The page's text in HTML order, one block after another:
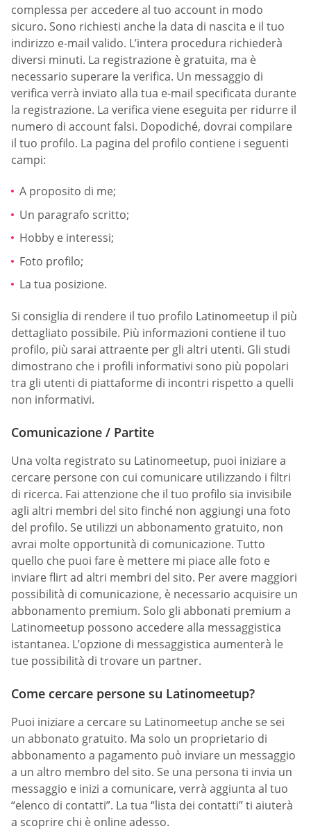
complessa per accedere al tuo account in modo
sicuro. Sono richiesti anche la data di nascita e il tuo
indirizzo e-mail valido. L’intera procedura richiederà
diversi minuti. La registrazione è gratuita, ma è
necessario superare la verifica. Un messaggio di
verifica verrà inviato alla tua e-mail specificata durante
la registrazione. La verifica viene eseguita per ridurre il
numero di account falsi. Dopodiché, dovrai compilare
il tuo profilo. La pagina del profilo contiene i seguenti
campi:
A proposito di me;
Un paragrafo scritto;
Hobby e interessi;
Foto profilo;
La tua posizione.
Si consiglia di rendere il tuo profilo Latinomeetup il più
dettagliato possibile. Più informazioni contiene il tuo
profilo, più sarai attraente per gli altri utenti. Gli studi
dimostrano che i profili informativi sono più popolari
tra gli utenti di piattaforme di incontri rispetto a quelli
non informativi.
Comunicazione / Partite
Una volta registrato su Latinomeetup, puoi iniziare a
cercare persone con cui comunicare utilizzando i filtri
di ricerca. Fai attenzione che il tuo profilo sia invisibile
agli altri membri del sito finché non aggiungi una foto
del profilo. Se utilizzi un abbonamento gratuito, non
avrai molte opportunità di comunicazione. Tutto
quello che puoi fare è mettere mi piace alle foto e
inviare flirt ad altri membri del sito. Per avere maggiori
possibilità di comunicazione, è necessario acquisire un
abbonamento premium. Solo gli abbonati premium a
Latinomeetup possono accedere alla messaggistica
istantanea. L’opzione di messaggistica aumenterà le
tue possibilità di trovare un partner.
Come cercare persone su Latinomeetup?
Puoi iniziare a cercare su Latinomeetup anche se sei
un abbonato gratuito. Ma solo un proprietario di
abbonamento a pagamento può inviare un messaggio
a un altro membro del sito. Se una persona ti invia un
messaggio e inizi a comunicare, verrà aggiunta al tuo
“elenco di contatti”. La tua “lista dei contatti” ti aiuterà
a scoprire chi è online adesso.